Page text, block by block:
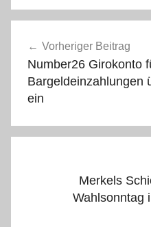
Vorheriger Beitrag
Number26 Girokonto
Bargeldeinzahlungen
ein
Merkels
Wahlsonntag